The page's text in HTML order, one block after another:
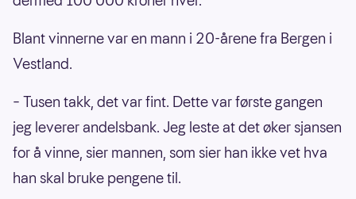
Blant vinnerne var en mann i 20-årene fra Bergen i
Vestland.
– Tusen takk, det var fint. Dette var første gangen
jeg leverer andelsbank. Jeg leste at det øker sjansen
for å vinne, sier mannen, som sier han ikke vet hva
han skal bruke pengene til.